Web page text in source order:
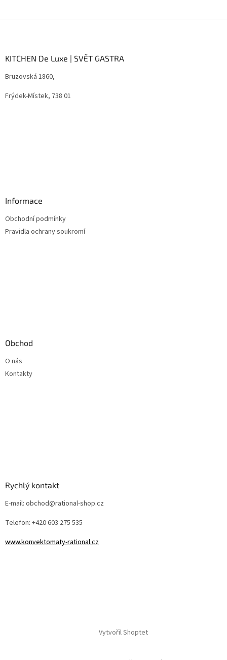
KITCHEN De Luxe | SVĚT GASTRA
Bruzovská 1860,
Frýdek-Místek, 738 01
Informace
Obchodní podmínky
Pravidla ochrany soukromí
Obchod
O nás
Kontakty
Rychlý kontakt
E-mail: obchod@rational-shop.cz
Telefon: +420 603 275 535
www.konvektomaty-rational.cz
Vytvořil Shoptet